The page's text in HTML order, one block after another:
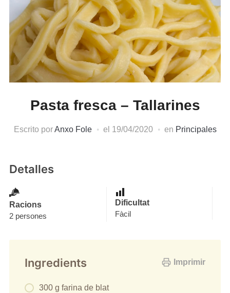
Pasta fresca – Tallarines
Escrito porAnxo Fole el 19/04/2020 en Principales
Detalles
Racions
2 persones
Dificultat
Fàcil
Imprimir
Ingredients
300 g farina de blat